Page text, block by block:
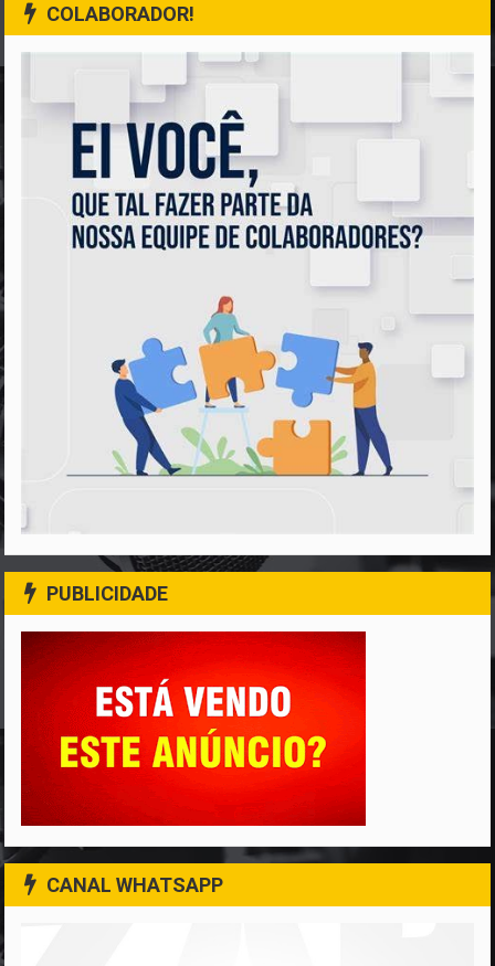
COLABORADOR!
PUBLICIDADE
CANAL WHATSAPP